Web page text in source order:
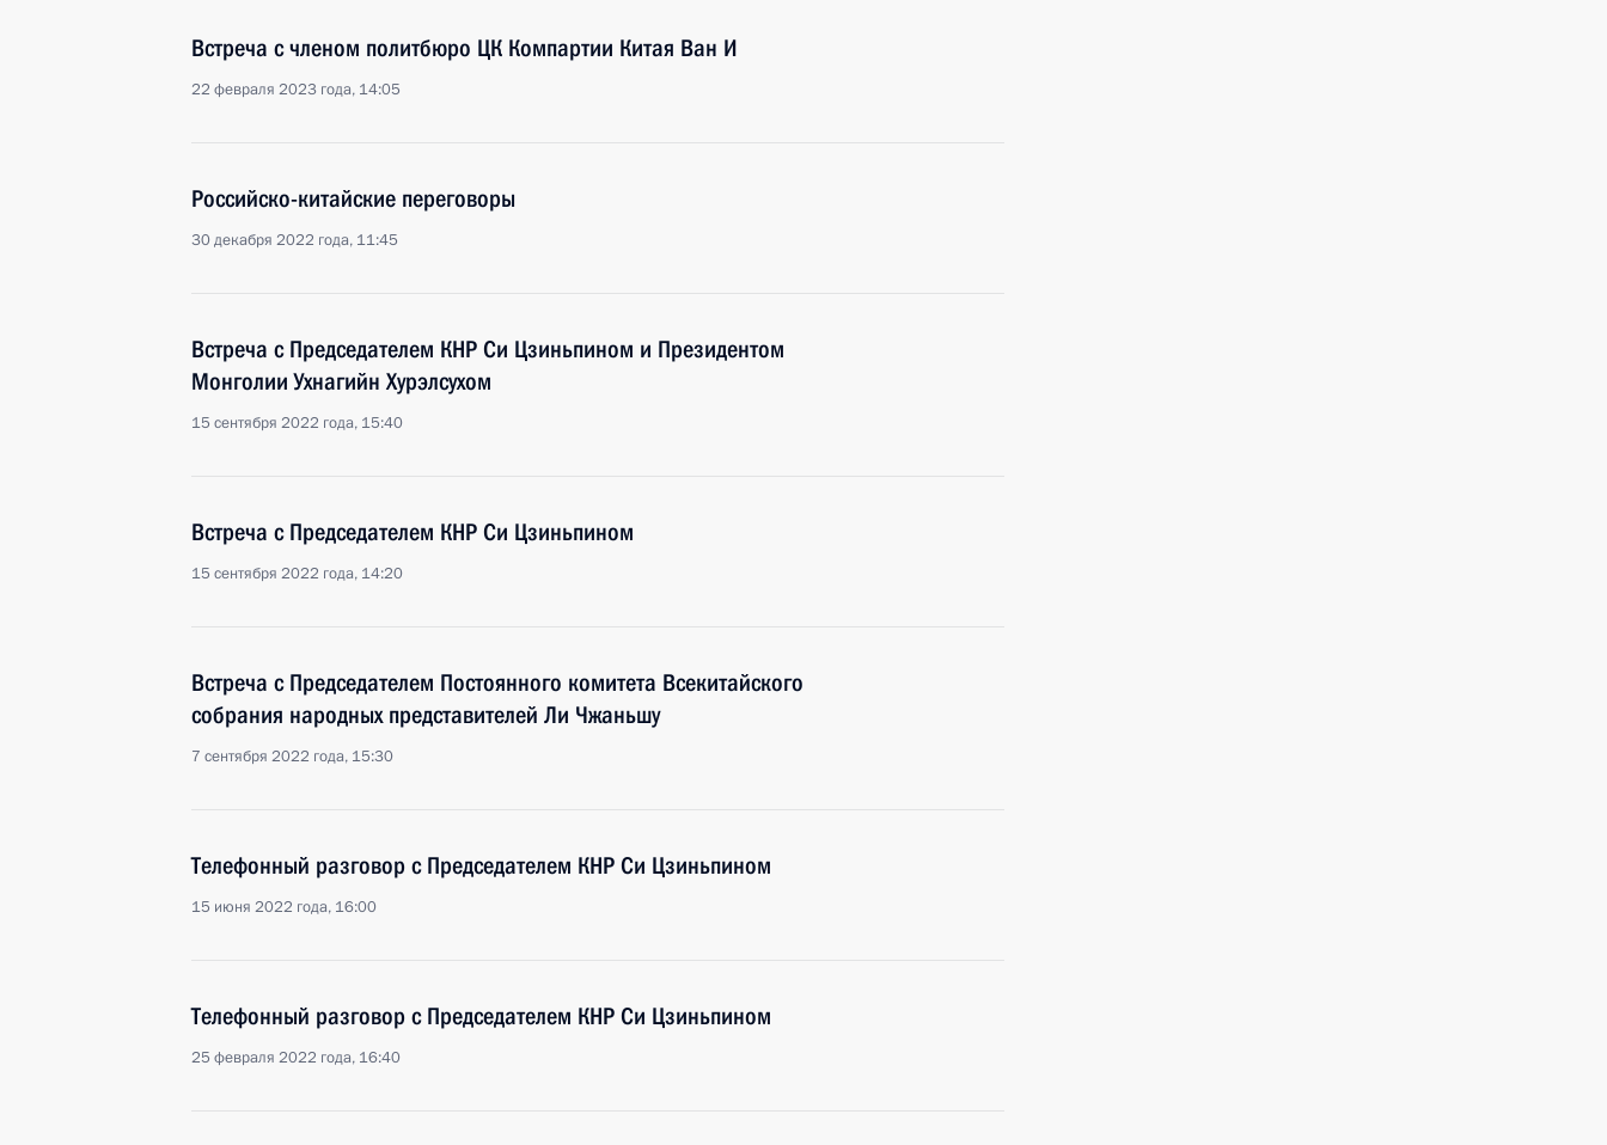
Встреча с членом политбюро ЦК Компартии Китая Ван И
22 февраля 2023 года, 14:05
Российско-китайские переговоры
30 декабря 2022 года, 11:45
Встреча с Председателем КНР Си Цзиньпином и Президентом
Монголии Ухнагийн Хурэлсухом
15 сентября 2022 года, 15:40
Встреча с Председателем КНР Си Цзиньпином
15 сентября 2022 года, 14:20
Встреча с Председателем Постоянного комитета Всекитайского
собрания народных представителей Ли Чжаньшу
7 сентября 2022 года, 15:30
Телефонный разговор с Председателем КНР Си Цзиньпином
15 июня 2022 года, 16:00
Телефонный разговор с Председателем КНР Си Цзиньпином
25 февраля 2022 года, 16:40